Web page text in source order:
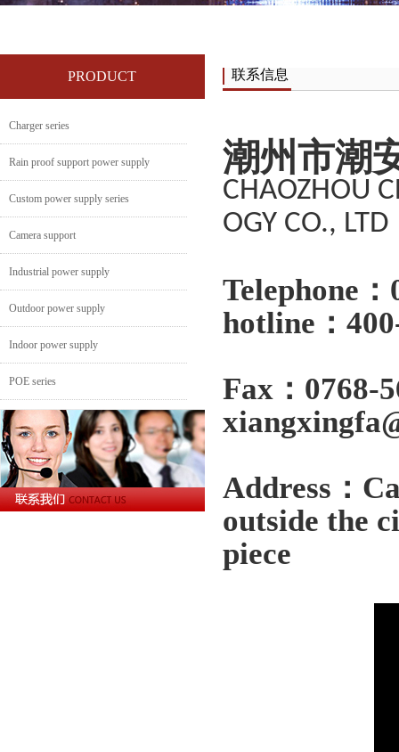
PRODUCT
Charger series
Rain proof support power supply
Custom power supply series
Camera support
Industrial power supply
Outdoor power supply
Indoor power supply
POE series
联系信息
潮州市潮
CHAOZHOU
OGY CO., LTD
Telephone：
hotline：
Fax：
Address：
outside the
piece